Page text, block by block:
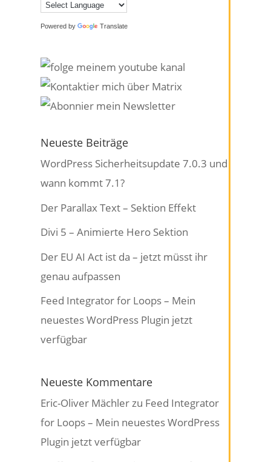
Powered by Translate
Neueste Beiträge
WordPress Sicherheitsupdate 7.0.3 und
wann kommt 7.1?
Der Parallax Text – Sektion Effekt
Divi 5 – Animierte Hero Sektion
Der EU AI Act ist da – jetzt müsst ihr
genau aufpassen
Feed Integrator for Loops – Mein
neuestes WordPress Plugin jetzt
verfügbar
Neueste Kommentare
Eric-Oliver Mächlerzu Feed Integrator
for Loops – Mein neuestes WordPress
Plugin jetzt verfügbar